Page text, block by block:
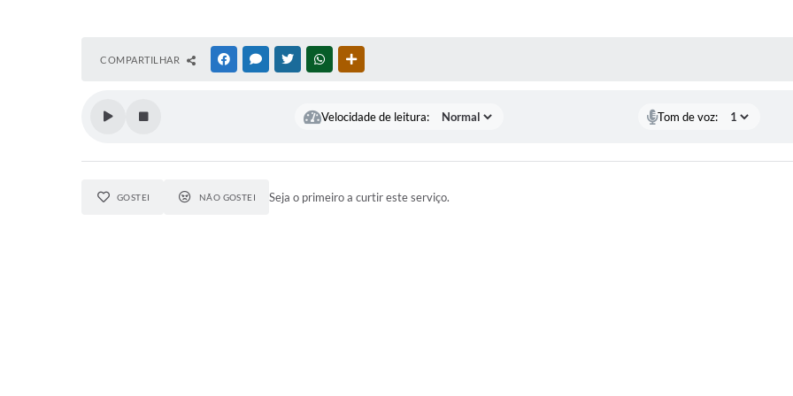
COMPARTILHAR FACEBOOKMESSENGER
TWITTERWHATSAPP
Velocidade de leitura: Tom de voz:
GOSTEI NÃO GOSTEI Seja o primeiro a curtir este serviço.